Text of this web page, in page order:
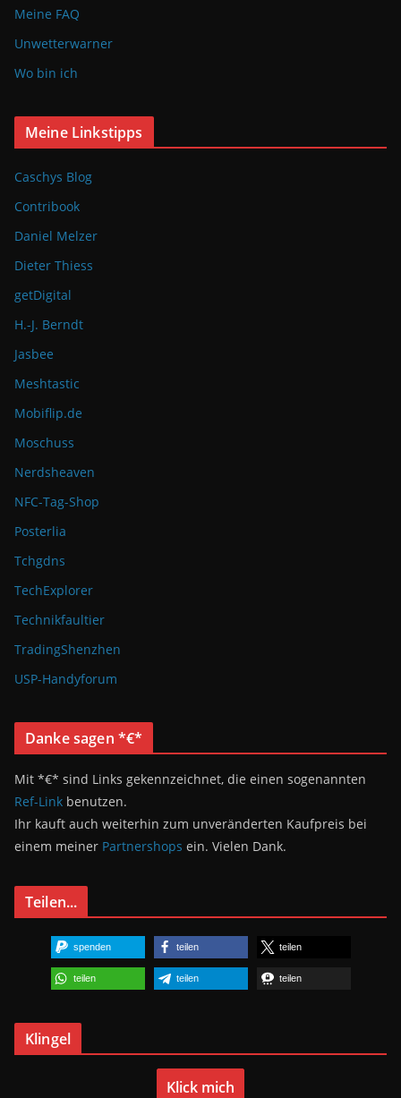
Meine FAQ
Unwetterwarner
Wo bin ich
Meine Linkstipps
Caschys Blog
Contribook
Daniel Melzer
Dieter Thiess
getDigital
H.-J. Berndt
Jasbee
Meshtastic
Mobiflip.de
Moschuss
Nerdsheaven
NFC-Tag-Shop
Posterlia
Tchgdns
TechExplorer
Technikfaultier
TradingShenzhen
USP-Handyforum
Danke sagen *€*
Mit *€* sind Links gekennzeichnet, die einen sogenannten
Ref-Link benutzen.
Ihr kauft auch weiterhin zum unveränderten Kaufpreis bei
einem meiner Partnershops ein. Vielen Dank.
Teilen...
spenden teilen teilen
teilen teilen teilen
Klingel
Klick mich